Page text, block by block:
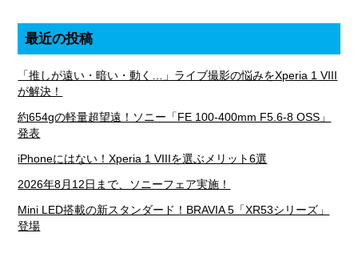
最近の投稿
「推しが遠い・暗い・動く…」ライブ撮影の悩みをXperia 1 VIII
が解決！
約654gの軽量超望遠！ソニー「FE 100-400mm F5.6-8 OSS」
発表
iPhoneにはない！Xperia 1 VIIIを選ぶメリット6選
2026年8月12日まで、ソニーフェア実施！
Mini LED搭載の新スタンダード！BRAVIA 5「XR53シリーズ」
登場